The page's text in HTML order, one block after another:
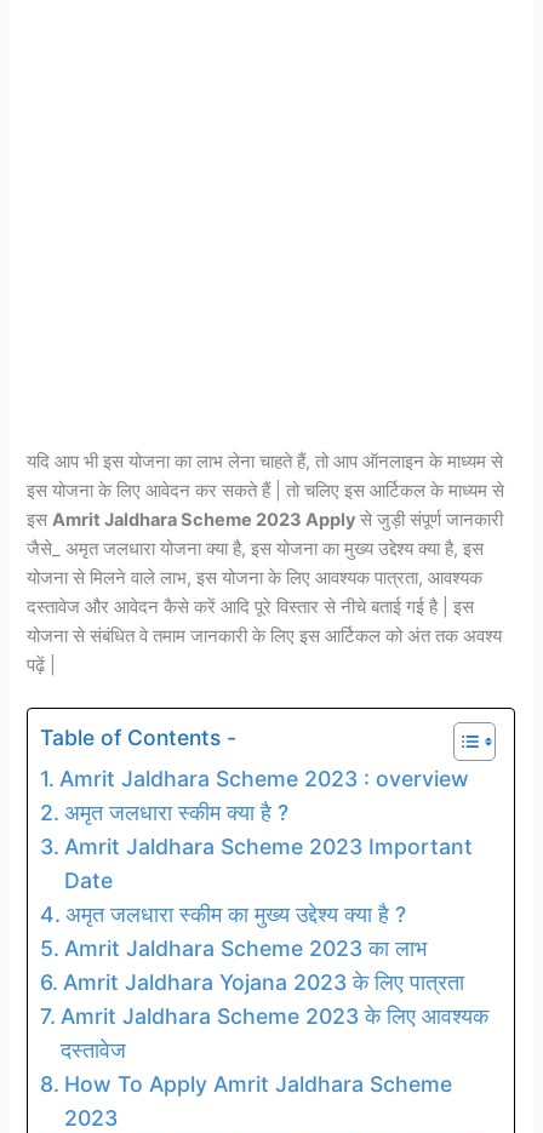
यदि आप भी इस योजना का लाभ लेना चाहते हैं, तो आप ऑनलाइन के माध्यम से
इस योजना के लिए आवेदन कर सकते हैं | तो चलिए इस आर्टिकल के माध्यम से
इसAmrit Jaldhara Scheme 2023 Applyसे जुड़ी संपूर्ण जानकारी
जैसे_ अमृत जलधारा योजना क्या है, इस योजना का मुख्य उद्देश्य क्या है, इस
योजना से मिलने वाले लाभ, इस योजना के लिए आवश्यक पात्रता, आवश्यक
दस्तावेज और आवेदन कैसे करें आदि पूरे विस्तार से नीचे बताई गई है | इस
योजना से संबंधित वे तमाम जानकारी के लिए इस आर्टिकल को अंत तक अवश्य
पढ़ें |
Table of Contents -
Amrit Jaldhara Scheme 2023 : overview
अमृत जलधारा स्कीम क्या है ?
Amrit Jaldhara Scheme 2023 Important
Date
अमृत जलधारा स्कीम का मुख्य उद्देश्य क्या है ?
Amrit Jaldhara Scheme 2023 का लाभ
Amrit Jaldhara Yojana 2023 के लिए पात्रता
Amrit Jaldhara Scheme 2023 के लिए आवश्यक
दस्तावेज
How To Apply Amrit Jaldhara Scheme
2023